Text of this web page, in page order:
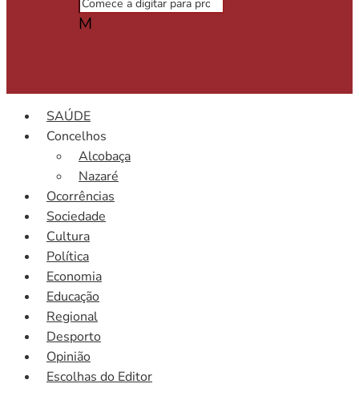
M
SAÚDE
Concelhos
Alcobaça
Nazaré
Ocorrências
Sociedade
Cultura
Política
Economia
Educação
Regional
Desporto
Opinião
Escolhas do Editor